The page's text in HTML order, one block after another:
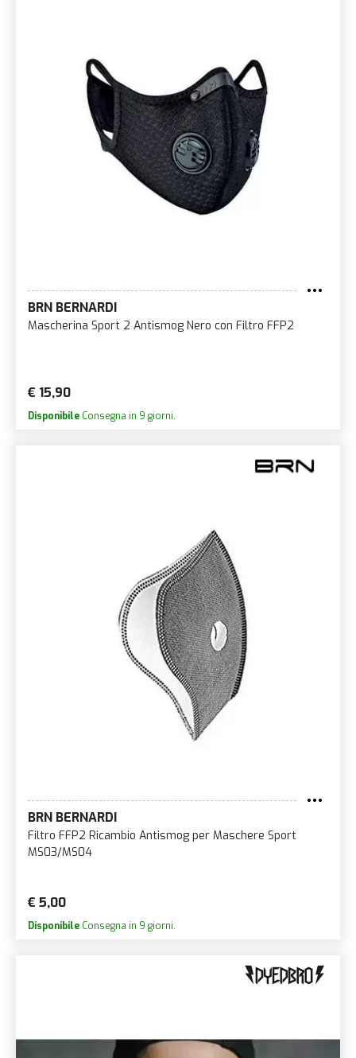
BRN BERNARDI
Mascherina Sport 2 Antismog Nero con Filtro FFP2
€ 15,90
Disponibile Consegna in 9 giorni.
BRN BERNARDI
Filtro FFP2 Ricambio Antismog per Maschere Sport
MS03/MS04
€ 5,00
Disponibile Consegna in 9 giorni.